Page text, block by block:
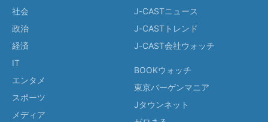
社会
政治
経済
IT
エンタメ
スポーツ
メディア
J-CASTニュース
J-CASTトレンド
J-CAST会社ウォッチ
BOOKウォッチ
東京バーゲンマニア
Jタウンネット